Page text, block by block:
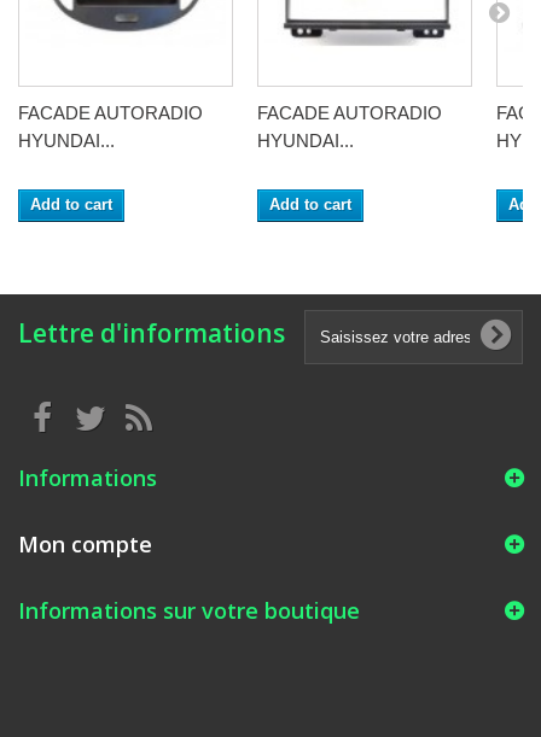
FACADE AUTORADIO
HYUNDAI...
Add to cart
FACADE AUTORADIO
HYUNDAI...
Add to cart
Lettre d'informations
Informations
Mon compte
Informations sur votre boutique